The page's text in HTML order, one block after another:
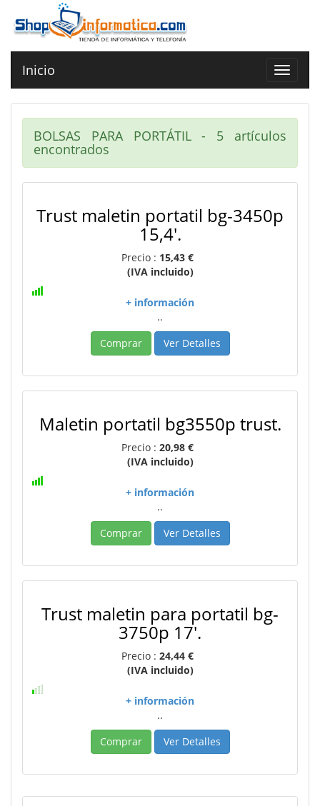
Toggle
Inicio
BOLSAS PARA PORTÁTIL - 5 artículos
encontrados
Trust maletin portatil bg-3450p
15,4'.
Precio : 15,43 €
(IVA incluido)
+ información
..
Comprar
Ver Detalles
Maletin portatil bg3550p trust.
Precio : 20,98 €
(IVA incluido)
+ información
..
Comprar
Ver Detalles
Trust maletin para portatil bg-
3750p 17'.
Precio : 24,44 €
(IVA incluido)
+ información
..
Comprar
Ver Detalles